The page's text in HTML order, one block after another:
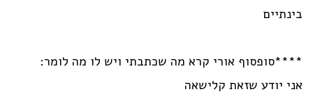
בינתיים
****סופסוף אורי קרא מה שכתבתי ויש לו מה לומר:
אני יודע שזאת קלישאה